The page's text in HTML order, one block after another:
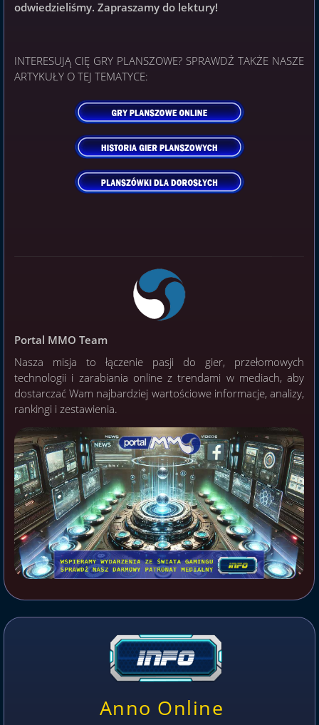
odwiedzieliśmy. Zapraszamy do lektury!
INTERESUJĄ CIĘ GRY PLANSZOWE? SPRAWDŹ TAKŻE NASZE
ARTYKUŁY O TEJ TEMATYCE:
Portal MMO Team
Nasza misja to łączenie pasji do gier, przełomowych
technologii i zarabiania online z trendami w mediach, aby
dostarczać Wam najbardziej wartościowe informacje, analizy,
rankingi i zestawienia.
Anno Online